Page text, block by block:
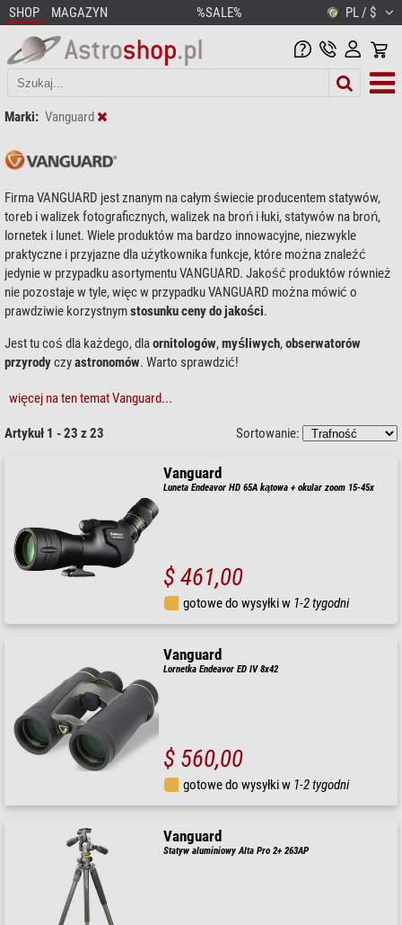
SHOP MAGAZYN %SALE% PL / $
Marki: Vanguard
Firma VANGUARD jest znanym na całym świecie producentem statywów,
toreb i walizek fotograficznych, walizek na broń i łuki, statywów na broń,
lornetek i lunet. Wiele produktów ma bardzo innowacyjne, niezwykle
praktyczne i przyjazne dla użytkownika funkcje, które można znaleźć
jedynie w przypadku asortymentu VANGUARD. Jakość produktów również
nie pozostaje w tyle, więc w przypadku VANGUARD można mówić o
prawdziwie korzystnymstosunku ceny do jakości.
Jest tu coś dla każdego, dlaornitologów,myśliwych,obserwatorów
przyrodyczyastronomów. Warto sprawdzić!
więcej na ten temat Vanguard...
Artykuł 1 - 23 z 23 Sortowanie:
Vanguard
Luneta Endeavor HD 65A kątowa + okular zoom 15-45x
$ 461,00
gotowe do wysyłki w 1-2 tygodni
Vanguard
Lornetka Endeavor ED IV 8x42
$ 560,00
gotowe do wysyłki w 1-2 tygodni
Vanguard
Statyw aluminiowy Alta Pro 2+ 263AP